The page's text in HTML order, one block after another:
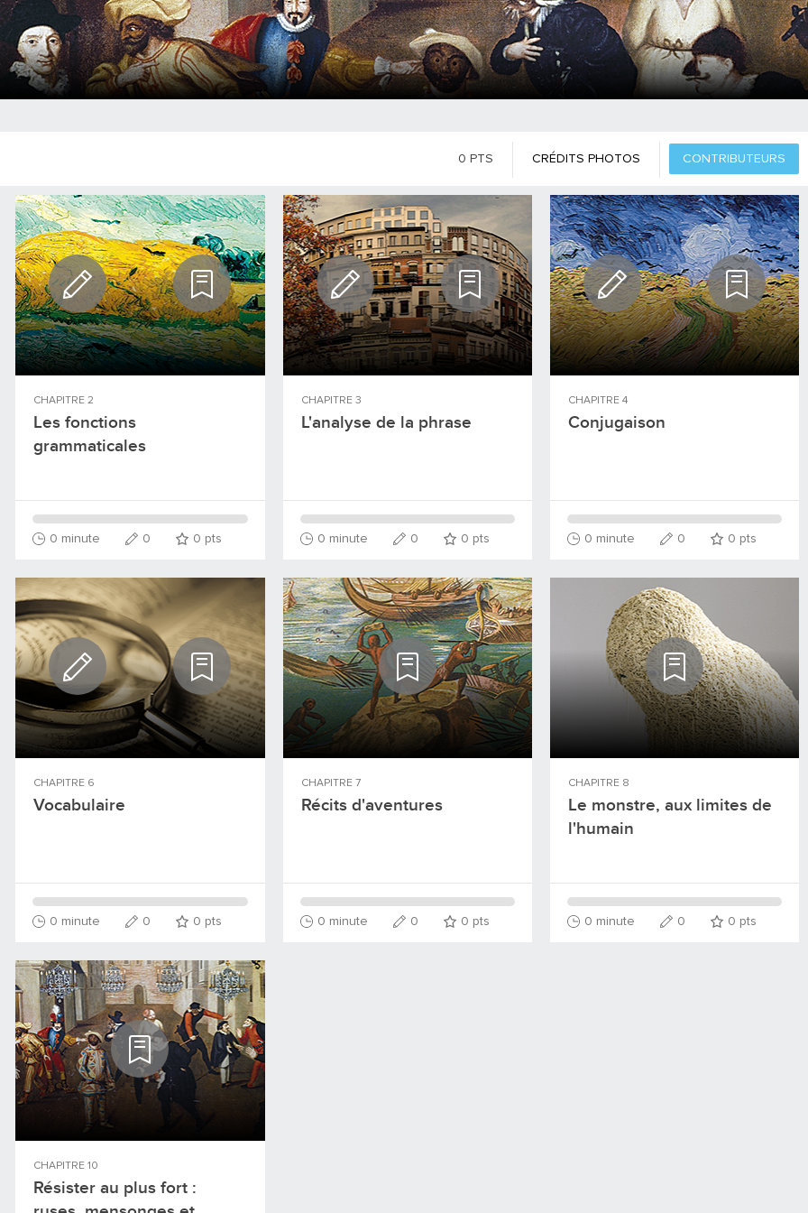
0 PTS CRÉDITS PHOTOS CONTRIBUTEURS
CHAPITRE2
Les fonctions
grammaticales
0 minute 0 0 pts
CHAPITRE 3
L'analyse de la phrase
0 minute 0 0 pts
CHAPITRE 4
Conjugaison
0 minute 0 0 pts
CHAPITRE 6
Vocabulaire
0 minute 0 0 pts
CHAPITRE 7
Récits d'aventures
0 minute 0 0 pts
CHAPITRE 8
Le monstre, aux limites de
l'humain
0 minute 0 0 pts
CHAPITRE10
Résister au plus fort :